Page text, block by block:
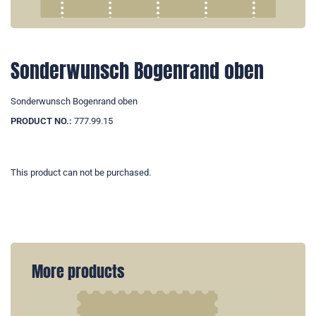
Sonderwunsch Bogenrand oben
Sonderwunsch Bogenrand oben
PRODUCT NO.: 777.99.15
This product can not be purchased.
More products